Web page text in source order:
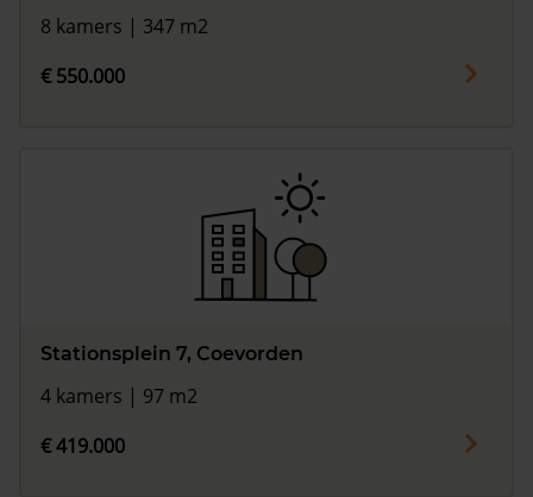
8 kamers | 347 m2
€ 550.000
Stationsplein 7, Coevorden
4 kamers | 97 m2
€ 419.000